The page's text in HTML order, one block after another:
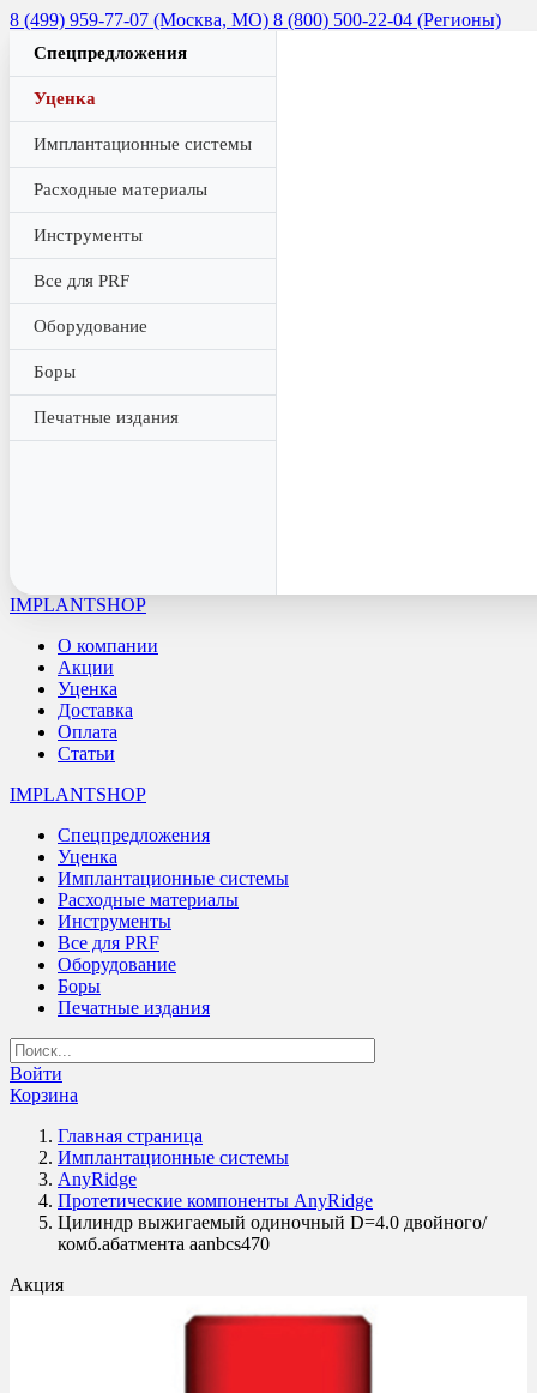
8 (499) 959-77-07 (Москва, МО) 8 (800) 500-22-04 (Регионы)
Спецпредложения
Уценка
Имплантационные системы
Расходные материалы
Инструменты
Все для PRF
Оборудование
Боры
Печатные издания
IMPLANTSHOP
О компании
Акции
Уценка
Доставка
Оплата
Статьи
IMPLANTSHOP
Спецпредложения
Уценка
Имплантационные системы
Расходные материалы
Инструменты
Все для PRF
Оборудование
Боры
Печатные издания
Войти
Корзина
Главная страница
Имплантационные системы
AnyRidge
Протетические компоненты AnyRidge
Цилиндр выжигаемый одиночный D=4.0 двойного/
комб.абатмента aanbcs470
Акция